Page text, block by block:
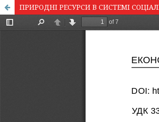
ПРИРОДНІ РЕСУРСИ В СИСТЕМІ